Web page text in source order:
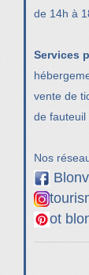
de 14h à
Services
vente de
de fauteuil
Nos
ot